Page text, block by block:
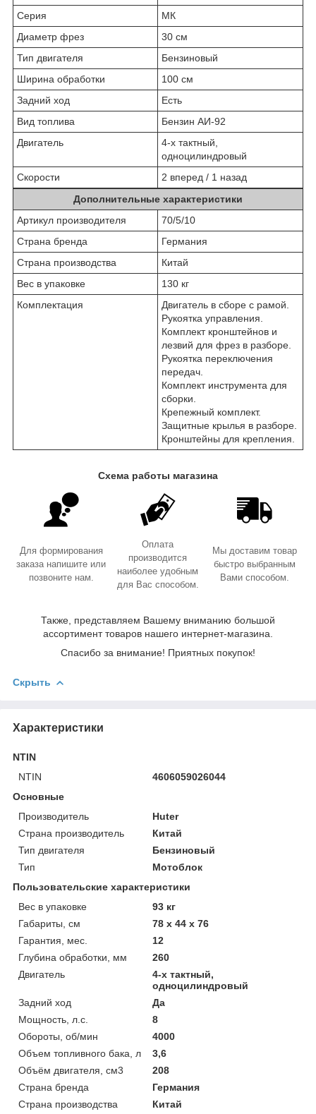
Серия
МК
Диаметр фрез
30 см
Тип двигателя
Бензиновый
Ширина обработки
100 см
Задний ход
Есть
Вид топлива
Бензин АИ-92
Двигатель
4-х тактный,
одноцилиндровый
Скорости
2 вперед / 1 назад
Дополнительные характеристики
Артикул производителя
70/5/10
Страна бренда
Германия
Страна производства
Китай
Вес в упаковке
130 кг
Комплектация
Двигатель в сборе с рамой.
Рукоятка управления.
Комплект кронштейнов и
лезвий для фрез в разборе.
Рукоятка переключения
передач.
Комплект инструмента для
сборки.
Крепежный комплект.
Защитные крылья в разборе.
Кронштейны для крепления.
Схема работы магазина
Для формирования
заказа напишите или
позвоните нам.
Оплата
производится
наиболее удобным
для Вас способом.
Мы доставим товар
быстро выбранным
Вами способом.
Также, представляем Вашему вниманию большой
ассортимент товаров нашего интернет-магазина.
Спасибо за внимание! Приятных покупок!
Скрыть
Характеристики
NTIN
NTIN
4606059026044
Основные
Производитель
Huter
Страна производитель
Китай
Тип двигателя
Бензиновый
Тип
Мотоблок
Пользовательские характеристики
Вес в упаковке
93 кг
Габариты, см
78 х 44 х 76
Гарантия, мес.
12
Глубина обработки, мм
260
Двигатель
4-х тактный,
одноцилиндровый
Задний ход
Да
Мощность, л.с.
8
Обороты, об/мин
4000
Объем топливного бака, л
3,6
Объём двигателя, см3
208
Страна бренда
Германия
Страна производства
Китай